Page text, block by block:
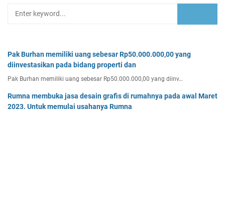
Pak Burhan memiliki uang sebesar Rp50.000.000,00 yang
diinvestasikan pada bidang properti dan
Pak Burhan memiliki uang sebesar Rp50.000.000,00 yang diinv…
Rumna membuka jasa desain grafis di rumahnya pada awal Maret
2023. Untuk memulai usahanya Rumna